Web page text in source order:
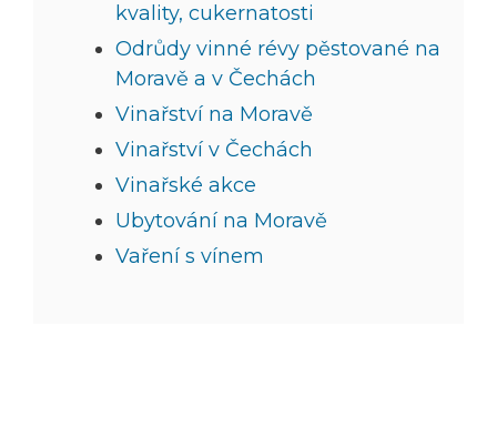
kvality, cukernatosti
Odrůdy vinné révy pěstované na
Moravě a v Čechách
Vinařství na Moravě
Vinařství v Čechách
Vinařské akce
Ubytování na Moravě
Vaření s vínem